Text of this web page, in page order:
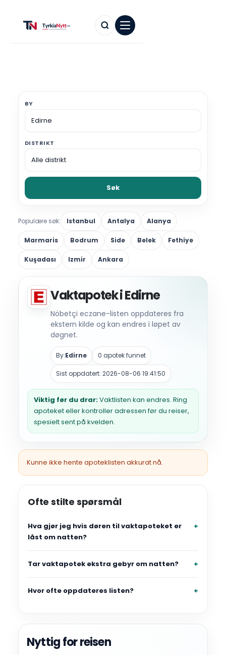
BY
DISTRIKT
Søk
Populære søk: Istanbul Antalya Alanya
Marmaris Bodrum Side Belek Fethiye
Kuşadası Izmir Ankara
Vaktapotek i Edirne
Nöbetçi eczane-listen oppdateres fra
ekstern kilde og kan endres i løpet av
døgnet.
By:Edirne 0 apotek funnet
Sist oppdatert: 2026-08-06 19:41:50
Viktig før du drar:Vaktlisten kan endres. Ring
apoteket eller kontroller adressen før du reiser,
spesielt sent på kvelden.
Kunne ikke hente apoteklisten akkurat nå.
Ofte stilte spørsmål
Hva gjør jeg hvis døren til vaktapoteket er
låst om natten?
Tar vaktapotek ekstra gebyr om natten?
Hvor ofte oppdateres listen?
Nyttig for reisen